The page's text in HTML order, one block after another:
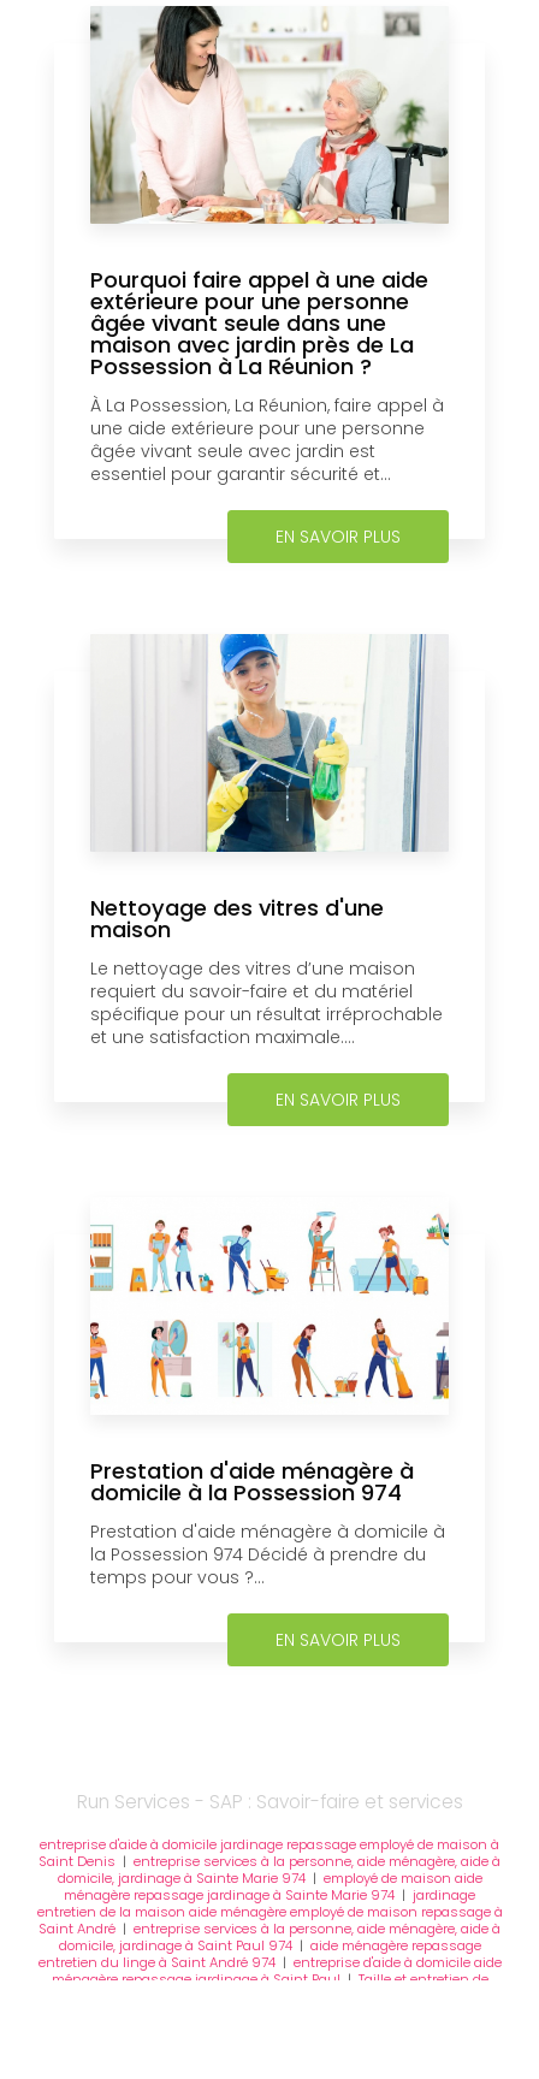
Pourquoi faire appel à une aide
extérieure pour une personne
âgée vivant seule dans une
maison avec jardin près de La
Possession à La Réunion ?
À La Possession, La Réunion, faire appel à
une aide extérieure pour une personne
âgée vivant seule avec jardin est
essentiel pour garantir sécurité et...
EN SAVOIR PLUS
Nettoyage des vitres d'une
maison
Le nettoyage des vitres d’une maison
requiert du savoir-faire et du matériel
spécifique pour un résultat irréprochable
et une satisfaction maximale....
EN SAVOIR PLUS
Prestation d'aide ménagère à
domicile à la Possession 974
Prestation d'aide ménagère à domicile à
la Possession 974 Décidé à prendre du
temps pour vous ?...
EN SAVOIR PLUS
Run Services - SAP : Savoir-faire et services
entreprise d'aide à domicile jardinage repassage employé de maison à
Saint Denis | entreprise services à la personne, aide ménagère, aide à
domicile, jardinage à Sainte Marie 974| employé de maison aide
ménagère repassage jardinage à Sainte Marie 974 | jardinage
entretien de la maison aide ménagère employé de maison repassage à
Saint André | entreprise services à la personne, aide ménagère, aide à
domicile, jardinage à Saint Paul 974| aide ménagère repassage
entretien du linge à Saint André 974| entreprise d'aide à domicile aide
ménagère repassage jardinage à Saint Paul | Taille et entretien de